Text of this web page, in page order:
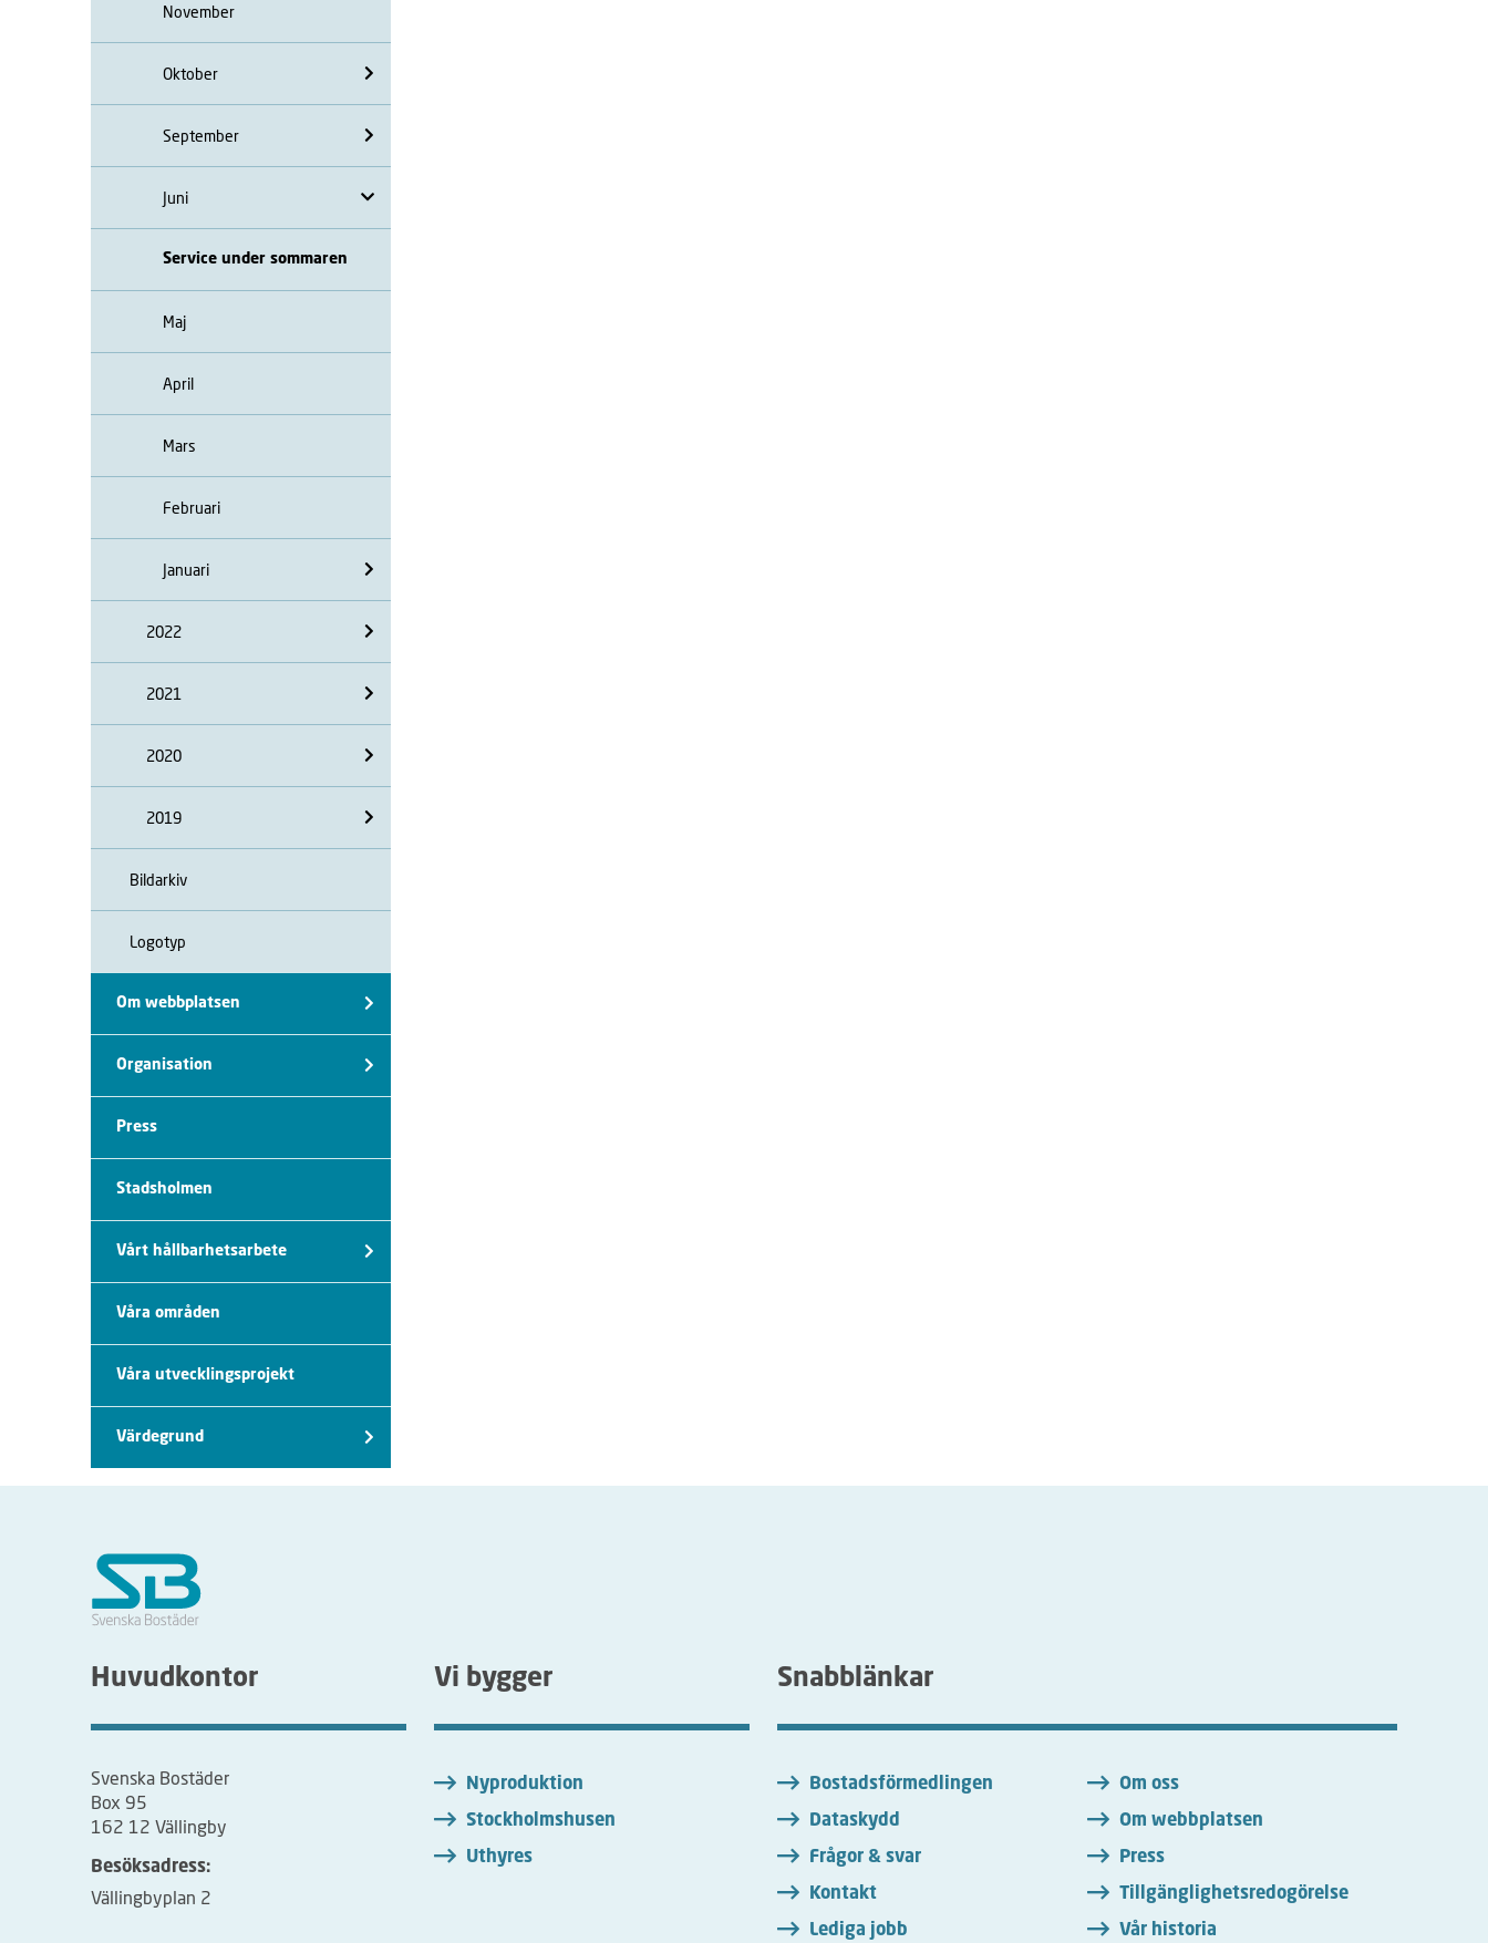
November
Oktober
September
Juni
Service under sommaren
Maj
April
Mars
Februari
Januari
2022
2021
2020
2019
Bildarkiv
Logotyp
Om webbplatsen
Organisation
Press
Stadsholmen
Vårt hållbarhetsarbete
Våra områden
Våra utvecklingsprojekt
Värdegrund
Huvudkontor
Svenska Bostäder
Box 95
162 12 Vällingby
Besöksadress:
Vällingbyplan 2
Vi bygger
Nyproduktion
Stockholmshusen
Uthyres
Snabblänkar
Bostadsförmedlingen
Dataskydd
Frågor & svar
Kontakt
Lediga jobb
Om oss
Om webbplatsen
Press
Tillgänglighetsredogörelse
Vår historia